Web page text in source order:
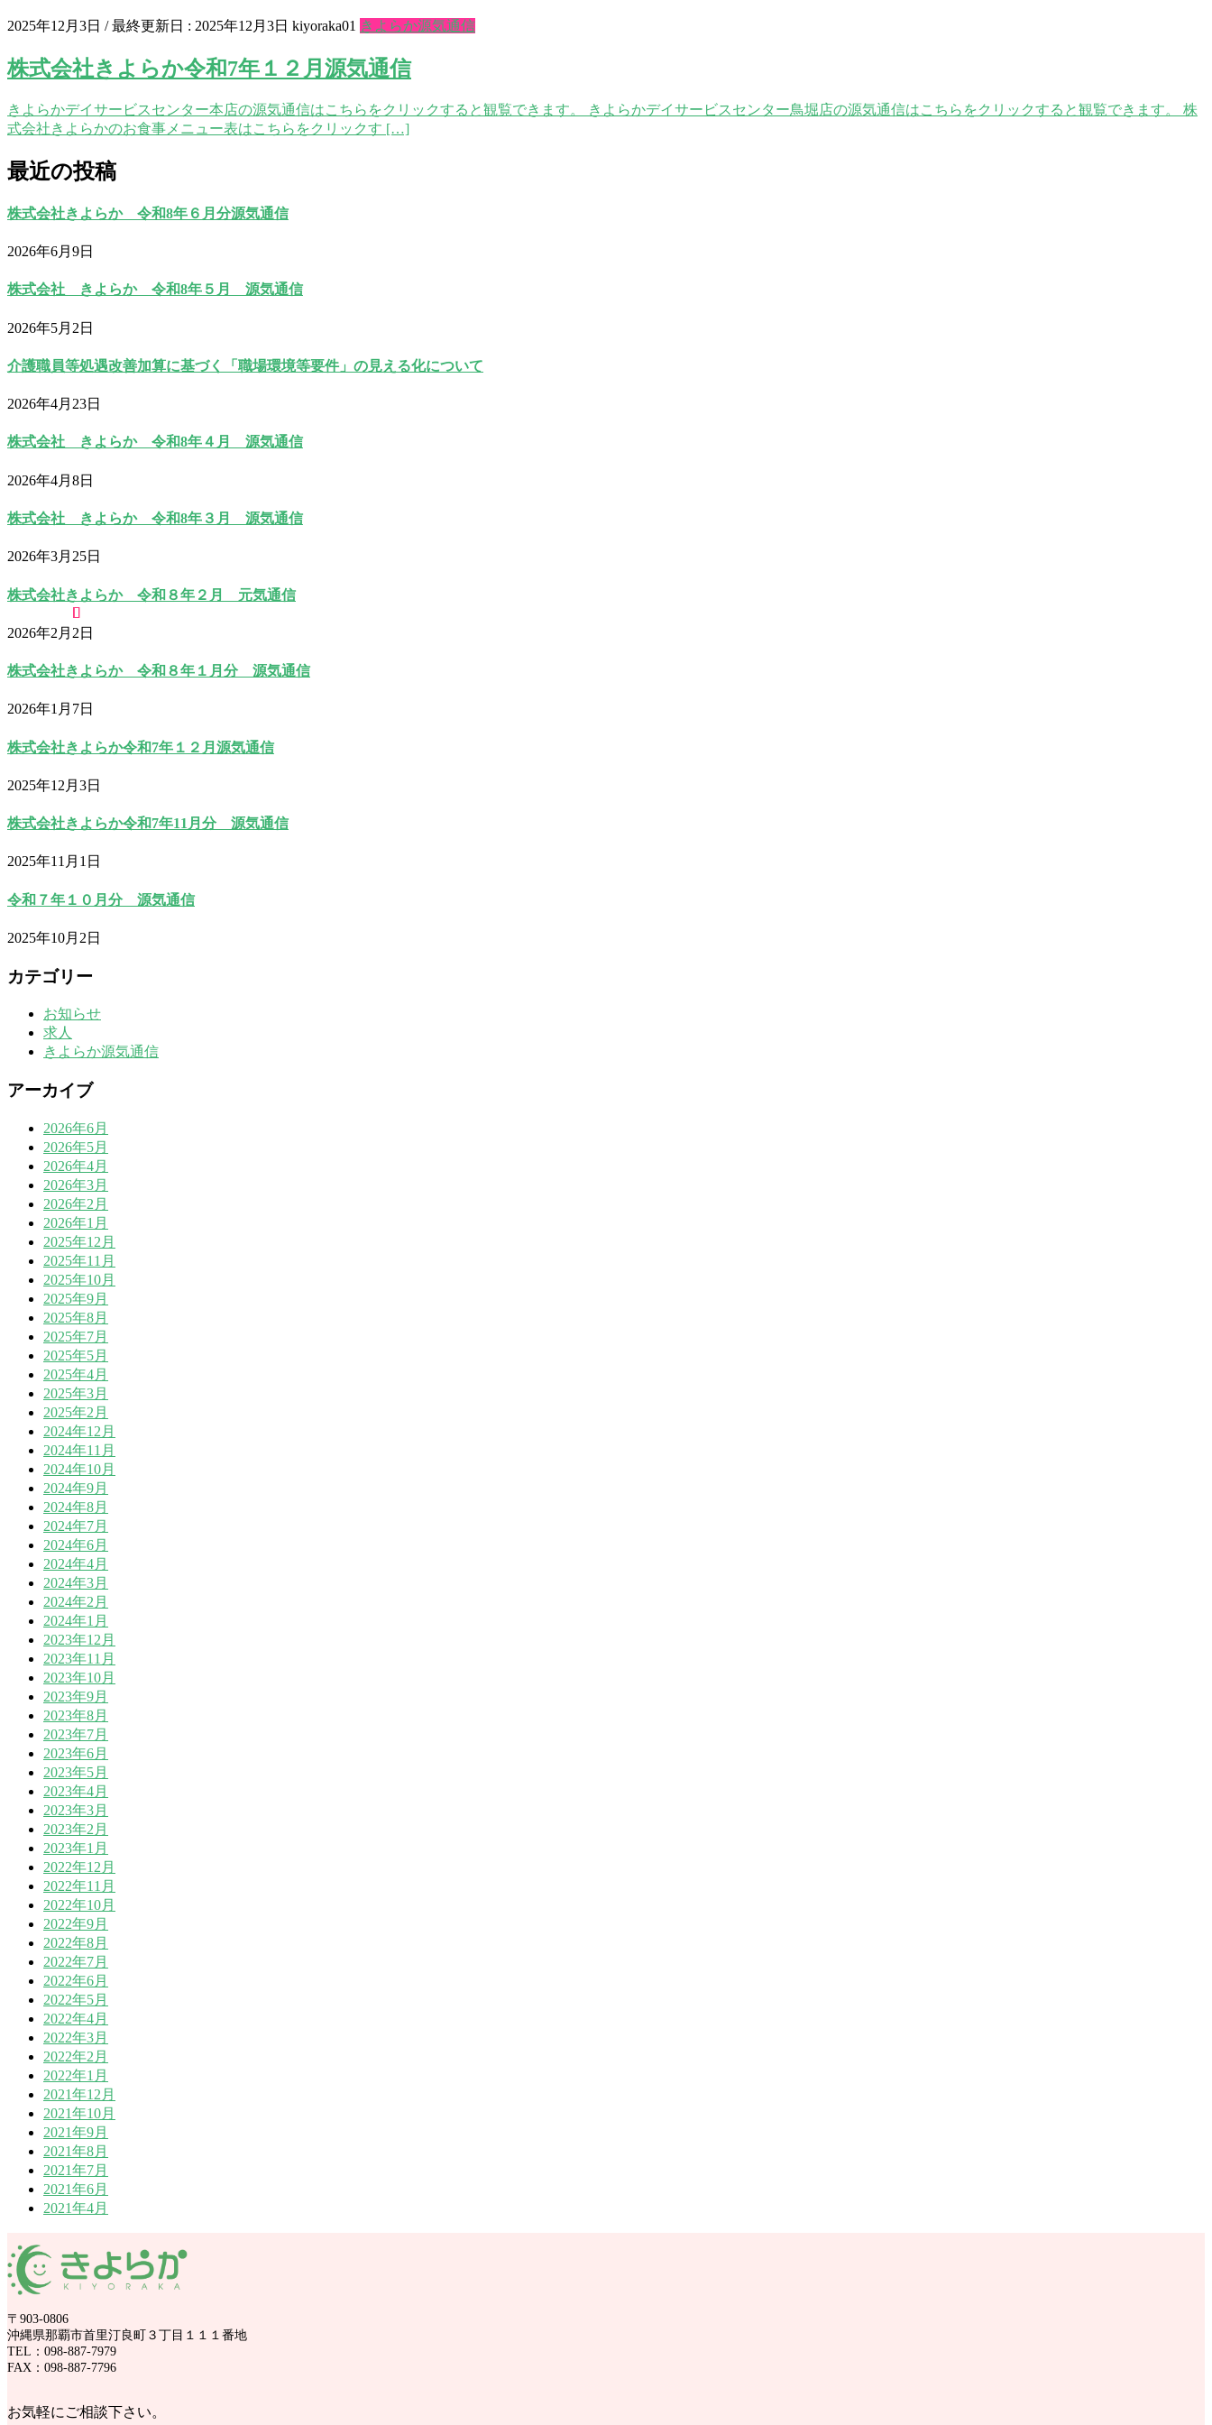
2025年12月3日 / 最終更新日 : 2025年12月3日 kiyoraka01 きよらか源気通信
株式会社きよらか令和7年１２月源気通信
きよらかデイサービスセンター本店の源気通信はこちらをクリックすると観覧できます。 きよらかデイサービスセンター鳥堀店の源気通信はこちらをクリックすると観覧できます。 株
式会社きよらかのお食事メニュー表はこちらをクリックす […]
最近の投稿
株式会社きよらか 令和8年６月分源気通信
2026年6月9日
株式会社 きよらか 令和8年５月 源気通信
2026年5月2日
介護職員等処遇改善加算に基づく「職場環境等要件」の見える化について
2026年4月23日
株式会社 きよらか 令和8年４月 源気通信
2026年4月8日
株式会社 きよらか 令和8年３月 源気通信
2026年3月25日
株式会社きよらか 令和８年２月 元気通信
2026年2月2日
株式会社きよらか 令和８年１月分 源気通信
2026年1月7日
株式会社きよらか令和7年１２月源気通信
2025年12月3日
株式会社きよらか令和7年11月分 源気通信
2025年11月1日
令和７年１０月分 源気通信
2025年10月2日
カテゴリー
お知らせ
求人
きよらか源気通信
アーカイブ
2026年6月
2026年5月
2026年4月
2026年3月
2026年2月
2026年1月
2025年12月
2025年11月
2025年10月
2025年9月
2025年8月
2025年7月
2025年5月
2025年4月
2025年3月
2025年2月
2024年12月
2024年11月
2024年10月
2024年9月
2024年8月
2024年7月
2024年6月
2024年4月
2024年3月
2024年2月
2024年1月
2023年12月
2023年11月
2023年10月
2023年9月
2023年8月
2023年7月
2023年6月
2023年5月
2023年4月
2023年3月
2023年2月
2023年1月
2022年12月
2022年11月
2022年10月
2022年9月
2022年8月
2022年7月
2022年6月
2022年5月
2022年4月
2022年3月
2022年2月
2022年1月
2021年12月
2021年10月
2021年9月
2021年8月
2021年7月
2021年6月
2021年4月
〒903-0806
沖縄県那覇市首里汀良町３丁目１１１番地
TEL：098-887-7979
FAX：098-887-7796
お気軽にご相談下さい。